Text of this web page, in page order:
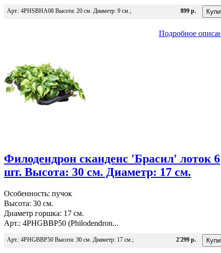
Арт.: 4PHSBHA08 Высота: 20 см. Диаметр: 9 см.; 899 р.
Подробное
Филодендрон сканденс 'Брасил' лоток 6
шт. Высота: 30 см. Диаметр: 17 см.
Особенность: пучок
Высота: 30 см.
Диаметр горшка: 17 см.
Арт.: 4PHGBBP50 (Philodendron...
Арт.: 4PHGBBP50 Высота: 30 см. Диаметр: 17 см.; 2'299 р.